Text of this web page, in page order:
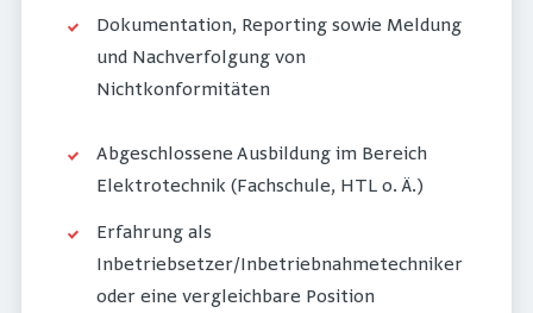
Dokumentation, Reporting sowie Meldung
und Nachverfolgung von
Nichtkonformitäten
Abgeschlossene Ausbildung im Bereich
Elektrotechnik (Fachschule, HTL o. Ä.)
Erfahrung als
Inbetriebsetzer/Inbetriebnahmetechniker
oder eine vergleichbare Position